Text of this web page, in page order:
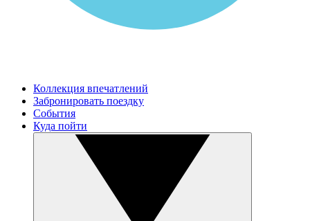
Коллекция впечатлений
Забронировать поездку
События
Куда пойти